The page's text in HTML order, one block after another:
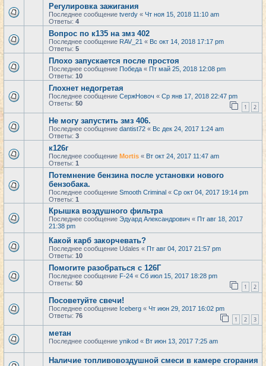
Регулировка зажигания
Последнее сообщение tverdy « Чт ноя 15, 2018 11:10 am
Ответы: 4
Вопрос по к135 на змз 402
Последнее сообщение RAV_21 « Вс окт 14, 2018 17:17 pm
Ответы: 5
Плохо запускается после простоя
Последнее сообщение Победа « Пт май 25, 2018 12:08 pm
Ответы: 10
Глохнет недогретая
Последнее сообщение СержНовоч « Ср янв 17, 2018 22:47 pm
Ответы: 50 1 2
Не могу запустить змз 406.
Последнее сообщение dantist72 « Вс дек 24, 2017 1:24 am
Ответы: 3
к126г
Последнее сообщение Mortis « Вт окт 24, 2017 11:47 am
Ответы: 1
Потемнение бензина после установки нового
бензобака.
Последнее сообщение Smooth Criminal « Ср окт 04, 2017 19:14 pm
Ответы: 1
Крышка воздушного фильтра
Последнее сообщение Эдуард Александрович « Пт авг 18, 2017
21:38 pm
Какой карб закорчевать?
Последнее сообщение Udales « Пт авг 04, 2017 21:57 pm
Ответы: 10
Помогите разобраться с 126Г
Последнее сообщение F-24 « Сб июл 15, 2017 18:28 pm
Ответы: 50 1 2
Посоветуйте свечи!
Последнее сообщение Iceberg « Чт июн 29, 2017 16:02 pm
Ответы: 76 1 2 3
метан
Последнее сообщение ynikod « Вт июн 13, 2017 7:25 am
Наличие топливовоздушной смеси в камере сгорания